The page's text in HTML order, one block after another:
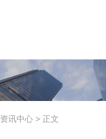
资讯中心 > 正文